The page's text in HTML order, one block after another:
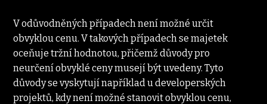
V odůvodněných případech není možné určit
obvyklou cenu. V takových případech se majetek
oceňuje tržní hodnotou, přičemž důvody pro
neurčení obvyklé ceny musejí být uvedeny. Tyto
důvody se vyskytují například u developerských
projektů, kdy není možné stanovit obvyklou cenu,